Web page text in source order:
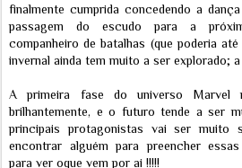
finalmente cumprida concedendo a
passagem do escudo para a
companheiro de batalhas (que poderia
invernal ainda tem muito a ser explorado;
A primeira fase do universo Marvel
brilhantemente, e o futuro tende a ser
principais protagonistas vai ser muito
encontrar alguém para preencher essas
para ver oque vem por ai !!!!!